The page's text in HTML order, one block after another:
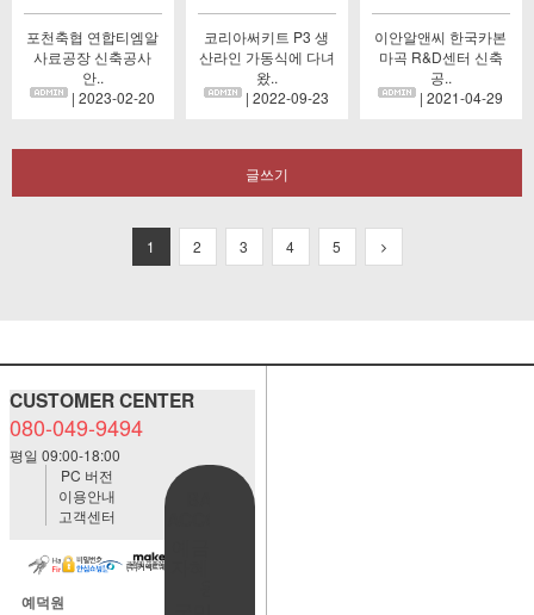
포천축협 연합티엠알
사료공장 신축공사
안..
| 2023-02-20
코리아써키트 P3 생
산라인 가동식에 다녀
왔..
| 2022-09-23
이안알앤씨 한국카본
마곡 R&D센터 신축
공..
| 2021-04-29
글쓰기
1 2 3 4 5
CUSTOMER CENTER
080-049-9494
평일 09:00-18:00
PC 버전
이용안내
고객센터
예덕원